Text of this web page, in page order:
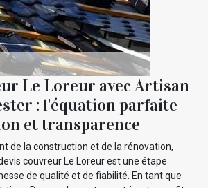
Le Loreur avec Artisan
: l'équation parfaite
et transparence
de la construction et de la rénovation,
couvreur Le Loreur est une étape
de qualité et de fiabilité. En tant que